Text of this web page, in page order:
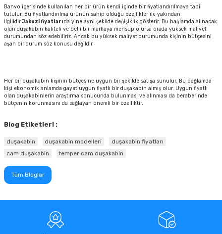
Banyo içerisinde kullanılan her bir ürün kendi içinde bir fiyatlandırılmaya tabii
tutulur. Bu fiyatlandırılma ürünün sahip olduğu özellikler ile yakından
ilgilidir.Jakuzifiyatlarıda yine aynı şekilde değişiklik gösterir. Bu bağlamda alınacak
olan duşakabin kaliteli ve belli bir markaya mensup olursa orada yüksek maliyet
durumundan söz edebiliriz. Ancak bu yüksek maliyet durumunda kişinin bütçesini
aşan bir durum söz konusu değildir.
Her bir duşakabin kişinin bütçesine uygun bir şekilde satışa sunulur. Bu bağlamda
kişi ekonomik anlamda gayet uygun fiyatlı bir duşakabin almış olur. Uygun fiyatlı
olan duşakabinlerin araştırma sonucunda bulunması ve alınması da beraberinde
bütçenin korunmasını da sağlayan önemli bir özelliktir.
Blog Etiketleri :
duşakabin duşakabin modelleri
duşakabin fiyatları
cam duşakabin
temper cam duşakabin
Tüm Bloglar